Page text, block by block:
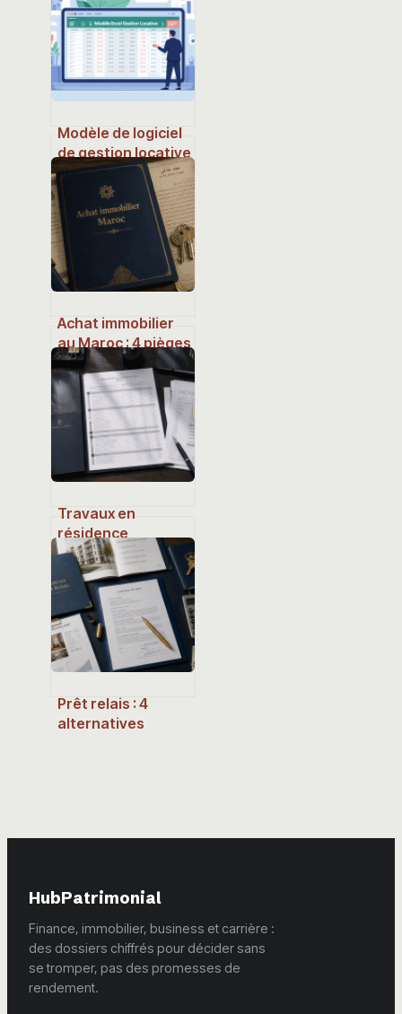
Modèle de logiciel
de gestion locative
gratuit sur excel :
le guide complet
Achat immobilier
au Maroc : 4 pièges
juridiques qui
peuvent
compromettre
votre
investissement
Travaux en
résidence
principale :
comment
transformer vos
dépenses de
rénovation en
économies
d’impôts réelles ?
Prêt relais : 4
alternatives
HubPatrimonial
Finance, immobilier, business et carrière :
des dossiers chiffrés pour décider sans
se tromper, pas des promesses de
rendement.